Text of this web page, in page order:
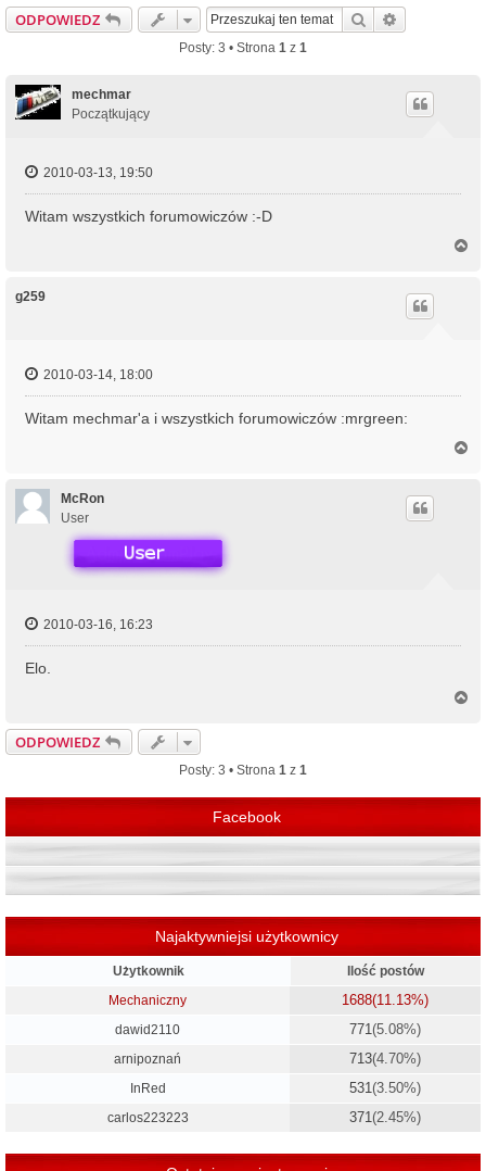
ODPOWIEDZ Szukaj
Posty: 3 • Strona 1 z 1
mechmar
Początkujący
2010-03-13, 19:50
Witam wszystkich forumowiczów :-D
g259
2010-03-14, 18:00
Witam mechmar'a i wszystkich forumowiczów :mrgreen:
McRon
User
2010-03-16, 16:23
Elo.
ODPOWIEDZ
Posty: 3 • Strona 1 z 1
Facebook
Najaktywniejsi użytkownicy
Użytkownik
Ilość postów
Mechaniczny
1688(11.13%)
dawid2110 771(5.08%)
arnipoznań 713(4.70%)
InRed 531(3.50%)
carlos223223 371(2.45%)